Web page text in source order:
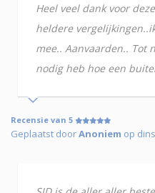
Heel veel dank voor
heldere
mee.. Aanvaarden.. Tot
nodig heb hoe een
Recensie van 5
Geplaatst doorAnoniem op